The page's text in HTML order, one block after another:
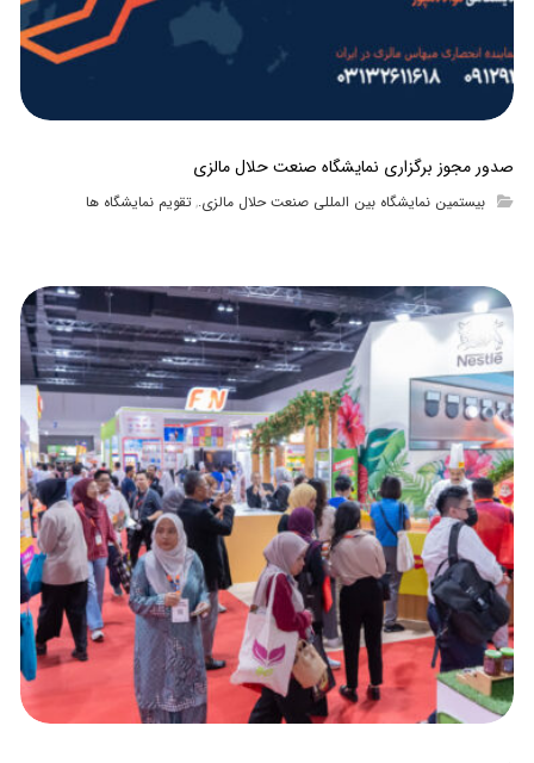
صدور مجوز برگزاری نمایشگاه صنعت حلال مالزی
بیستمین نمایشگاه بین المللی صنعت حلال مالزی.,تقویم نمایشگاه ها